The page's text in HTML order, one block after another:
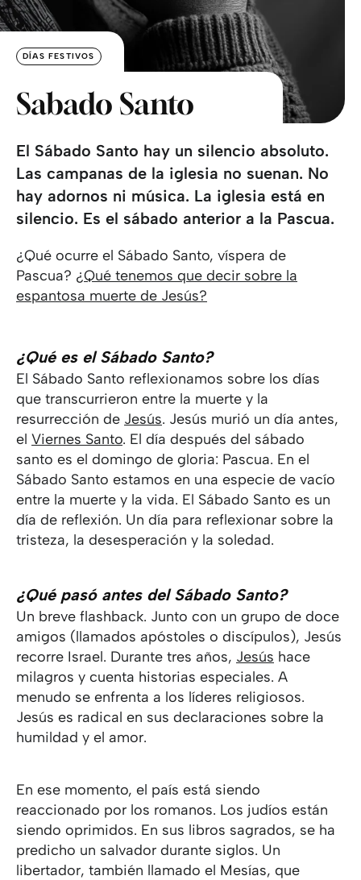
DÍAS FESTIVOS
Sabado Santo
El Sábado Santo hay un silencio absoluto.
Las campanas de la iglesia no suenan. No
hay adornos ni música. La iglesia está en
silencio. Es el sábado anterior a la Pascua.
¿Qué ocurre el Sábado Santo, víspera de
Pascua? ¿Qué tenemos que decir sobre la
espantosa muerte de Jesús?
¿Qué es el Sábado Santo?
El Sábado Santo reflexionamos sobre los días
que transcurrieron entre la muerte y la
resurrección de Jesús. Jesús murió un día antes,
el Viernes Santo. El día después del sábado
santo es el domingo de gloria: Pascua. En el
Sábado Santo estamos en una especie de vacío
entre la muerte y la vida. El Sábado Santo es un
día de reflexión. Un día para reflexionar sobre la
tristeza, la desesperación y la soledad.
¿Qué pasó antes del Sábado Santo?
Un breve flashback. Junto con un grupo de doce
amigos (llamados apóstoles o discípulos), Jesús
recorre Israel. Durante tres años, Jesús hace
milagros y cuenta historias especiales. A
menudo se enfrenta a los líderes religiosos.
Jesús es radical en sus declaraciones sobre la
humildad y el amor.
En ese momento, el país está siendo
reaccionado por los romanos. Los judíos están
siendo oprimidos. En sus libros sagrados, se ha
predicho un salvador durante siglos. Un
libertador, también llamado el Mesías, que